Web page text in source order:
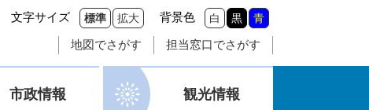
文字サイズ 標準 拡大 背景色 白 黒 青
地図でさがす 担当窓口でさがす
市政情報 観光情報